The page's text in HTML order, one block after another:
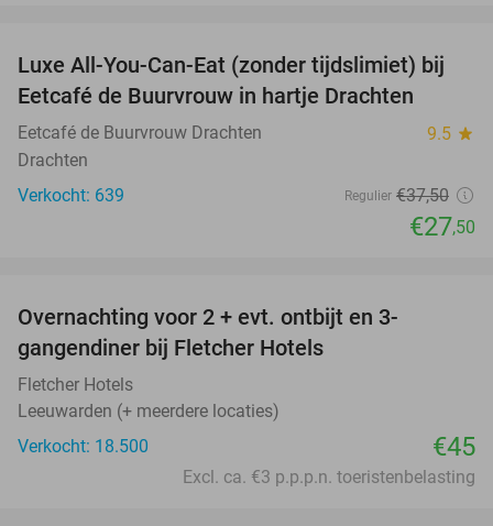
27%
Luxe All-You-Can-Eat (zonder tijdslimiet) bij
Eetcafé de Buurvrouw in hartje Drachten
Eetcafé de Buurvrouw Drachten 9.5 star
Drachten
Verkocht: 639
Regulier €37,50
€27,50
Overnachting voor 2 + evt. ontbijt en 3-
gangendiner bij Fletcher Hotels
Fletcher Hotels
Leeuwarden (+ meerdere locaties)
Verkocht: 18.500
€45
Excl. ca. €3 p.p.p.n. toeristenbelasting